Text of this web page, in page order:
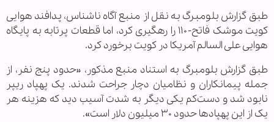
طبق گزارش بلومبرگ به نقل از منبع آگاه ناشناس، پدافند هوایی
کویت موشک فاتح-۱۱۰ را رهگیری کرد، اما قطعات پرتابه به پایگاه
هوایی علی‌ السالم آمریکا در کویت برخورد کرد.
طبق گزارش بلومبرگ به استناد منبع مذکور، «حدود پنج نفر، از
جمله پیمانکاران و نظامیان دچار جراحت شدند. یک پهپاد ریپر
نابود شد و دست‌کم یکی دیگر به شدت آسیب دید که هزینه هر
یک از این پهپادها حدود ۳۰ میلیون دلار است».